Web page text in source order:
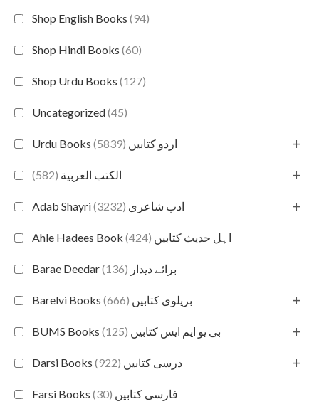
Shop English Books (94)
Shop Hindi Books (60)
Shop Urdu Books (127)
Uncategorized(45)
Urdu Books اردو کتابیں (5839) +
الكتب العربية (582) +
Adab Shayri ادب شاعری (3232) +
Ahle Hadees Book اہل حدیث کتابیں (424)
Barae Deedar برائے دیدار (136)
Barelvi Books بریلوی کتابیں (666) +
BUMS Books بی یو ایم ایس کتابیں (125) +
Darsi Books درسی کتابیں (922) +
Farsi Books فارسی کتابیں (30)